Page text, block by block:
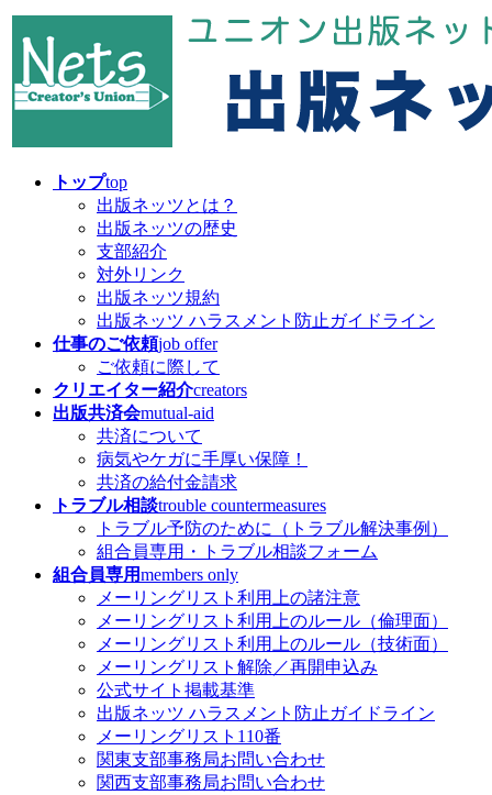
コ
ン
ン
ツ
ナ
ビ
ー
シ
トップtop
出版ネッツとは？
出版ネッツの歴史
支部紹介
対外リンク
出版ネッツ規約
出版ネッツ ハラスメント防止ガイドライン
仕事のご依頼job offer
ご依頼に際して
クリエイター紹介creators
出版共済会mutual-aid
共済について
病気やケガに手厚い保障！
共済の給付金請求
トラブル相談trouble countermeasures
トラブル予防のために（トラブル解決事例）
組合員専用・トラブル相談フォーム
組合員専用members only
メーリングリスト利用上の諸注意
メーリングリスト利用上のルール（倫理面）
メーリングリスト利用上のルール（技術面）
メーリングリスト解除／再開申込み
公式サイト掲載基準
出版ネッツ ハラスメント防止ガイドライン
メーリングリスト110番
関東支部事務局お問い合わせ
関西支部事務局お問い合わせ